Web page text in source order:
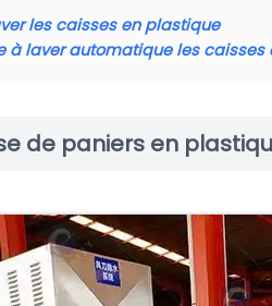
les caisses en plastique
à laver automatique les caisses
de paniers en